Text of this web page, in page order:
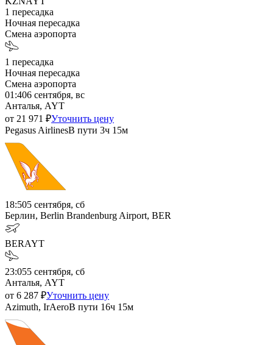
1 пересадка
Ночная пересадка
Смена аэропорта
1 пересадка
Ночная пересадка
Смена аэропорта
01:406 сентября, вс
Анталья, AYT
от 21 971 ₽Уточнить цену
Pegasus AirlinesВ пути 3ч 15м
18:505 сентября, сб
Берлин, Berlin Brandenburg Airport, BER
BERAYT
23:055 сентября, сб
Анталья, AYT
от 6 287 ₽Уточнить цену
Azimuth, IrAeroВ пути 16ч 15м